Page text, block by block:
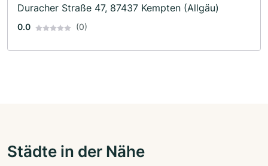
Duracher Straße 47, 87437 Kempten (Allgäu)
0.0 (0)
Städte in der Nähe